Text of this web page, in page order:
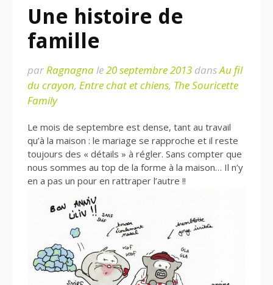
Une histoire de
famille
parRagnagnale20 septembre 2013 dansAu fil
du crayon, Entre chat et chiens, The Souricette
Family
Le mois de septembre est dense, tant au travail
qu’à la maison : le mariage se rapproche et il reste
toujours des « détails » à régler. Sans compter que
nous sommes au top de la forme à la maison… Il n’y
en a pas un pour en rattraper l’autre !!